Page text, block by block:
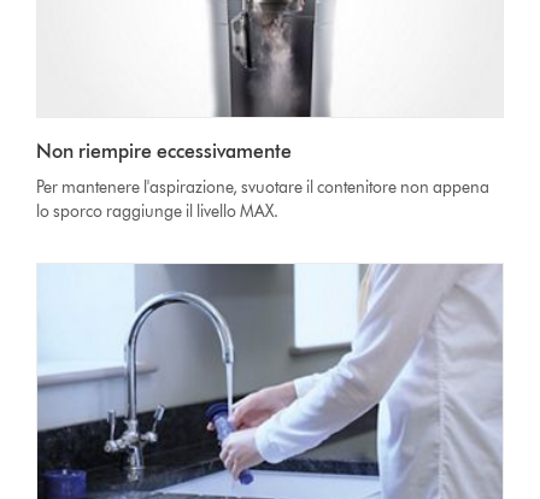
Non riempire eccessivamente
Per mantenere l'aspirazione, svuotare il contenitore non appena
lo sporco raggiunge il livello MAX.